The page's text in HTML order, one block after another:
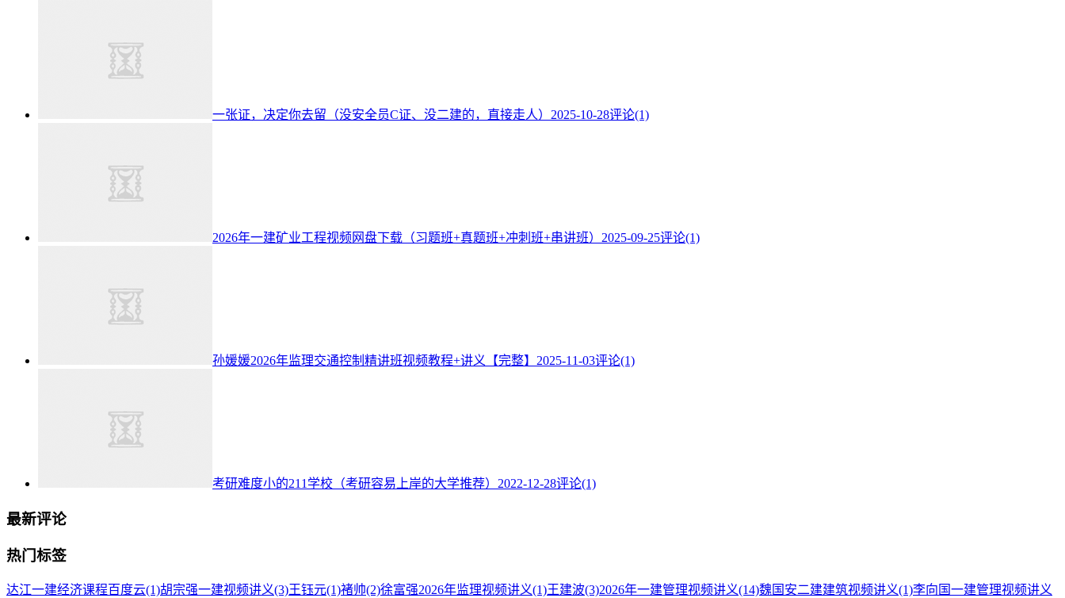
一张证，决定你去留（没安全员C证、没二建的，直接走人） 2025-10-28评论(1)
2026年一建矿业工程视频网盘下载（习题班+真题班+冲刺班+串讲班） 2025-09-25评论(1)
孙媛媛2026年监理交通控制精讲班视频教程+讲义【完整】 2025-11-03评论(1)
考研难度小的211学校（考研容易上岸的大学推荐） 2022-12-28评论(1)
最新评论
热门标签
达江一建经济课程百度云(1)胡宗强一建视频讲义(3)王钰元(1)褚帅(2)徐富强2026年监理视频讲义(1)王建波(3)2026年一建管理视频讲义(14)魏国安二建建筑视频讲义(1)李向国一建管理视频讲义